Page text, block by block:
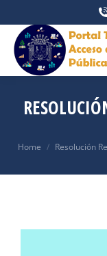
You are here:
Home Resolución